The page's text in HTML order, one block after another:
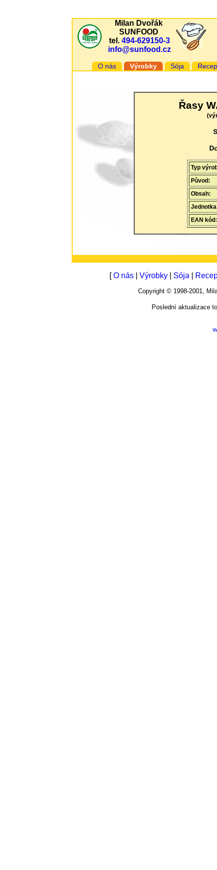
Milan Dvořák
SUNFOOD
tel. 494-629150-3
info@sunfood.cz
O nás Výrobky Sója
Řasy
Typ
Původ:
Obsah:
EAN kód:
[O nás Výrobky Sója
Copyright © 1998-2001,
Poslední aktualizace